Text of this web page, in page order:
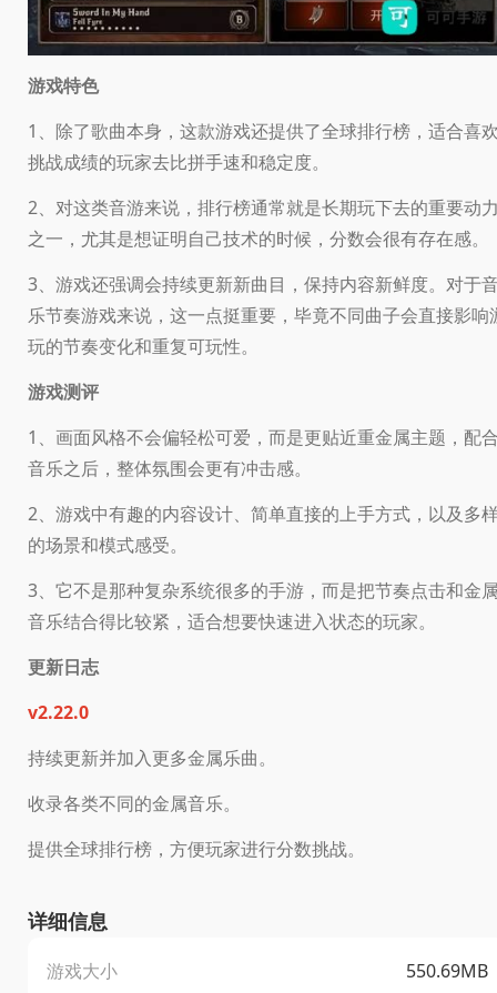
游戏特色
1、除了歌曲本身，这款游戏还提供了全球排行榜，适合喜
挑战成绩的玩家去比拼手速和稳定度。
2、对这类音游来说，排行榜通常就是长期玩下去的重要动
之一，尤其是想证明自己技术的时候，分数会很有存在感。
3、游戏还强调会持续更新新曲目，保持内容新鲜度。对于
乐节奏游戏来说，这一点挺重要，毕竟不同曲子会直接影响
玩的节奏变化和重复可玩性。
游戏测评
1、画面风格不会偏轻松可爱，而是更贴近重金属主题，配
音乐之后，整体氛围会更有冲击感。
2、游戏中有趣的内容设计、简单直接的上手方式，以及多
的场景和模式感受。
3、它不是那种复杂系统很多的手游，而是把节奏点击和金
音乐结合得比较紧，适合想要快速进入状态的玩家。
更新日志
v2.22.0
持续更新并加入更多金属乐曲。
收录各类不同的金属音乐。
提供全球排行榜，方便玩家进行分数挑战。
详细信息
游戏大小 550.69MB